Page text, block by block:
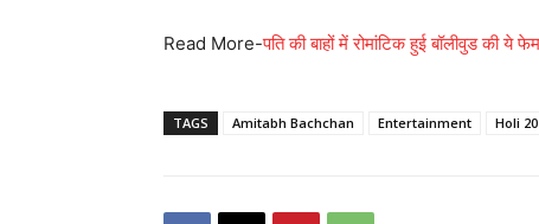
Read More-पति की बाहों में रोमांटिक हुई बॉलीवुड की
TAGS Amitabh Bachchan Entertainment Holi